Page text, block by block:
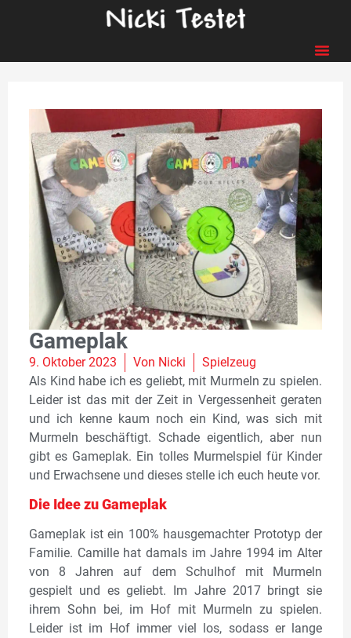
Gameplak
9. Oktober 2023 Von Nicki
Spielzeug
Als Kind habe ich es geliebt, mit Murmeln zu spielen.
Leider ist das mit der Zeit in Vergessenheit geraten
und ich kenne kaum noch ein Kind, was sich mit
Murmeln beschäftigt. Schade eigentlich, aber nun
gibt es Gameplak. Ein tolles Murmelspiel für Kinder
und Erwachsene und dieses stelle ich euch heute vor.
Die Idee zu Gameplak
Gameplak ist ein 100% hausgemachter Prototyp der
Familie. Camille hat damals im Jahre 1994 im Alter
von 8 Jahren auf dem Schulhof mit Murmeln
gespielt und es geliebt. Im Jahre 2017 bringt sie
ihrem Sohn bei, im Hof mit Murmeln zu spielen.
Leider ist im Hof immer viel los, sodass er lange